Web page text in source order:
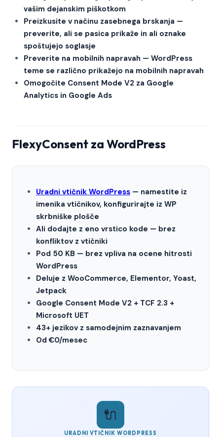
vašim dejanskim piškotkom
Preizkusite v načinu zasebnega brskanja —
preverite, ali se pasica prikaže in ali oznake
spoštujejo soglasje
Preverite na mobilnih napravah — WordPress
teme se različno prikažejo na mobilnih napravah
Omogočite Consent Mode V2 za Google
Analytics in Google Ads
FlexyConsent za WordPress
Uradni vtičnik WordPress — namestite iz
imenika vtičnikov, konfigurirajte iz WP
skrbniške plošče
Ali dodajte z eno vrstico kode — brez
konfliktov z vtičniki
Pod 50 KB — brez vpliva na ocene hitrosti
WordPress
Deluje z WooCommerce, Elementor, Yoast,
Jetpack
Google Consent Mode V2 + TCF 2.3 +
Microsoft UET
43+ jezikov z samodejnim zaznavanjem
Od €0/mesec
🔌
URADNI VTIČNIK WORDPRESS